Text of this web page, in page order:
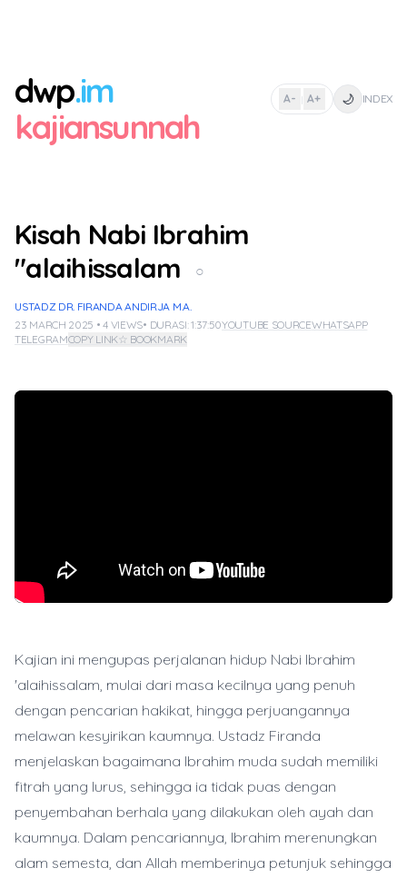
dwp.im
kajiansunnah
A- | A+ 🌙 INDEX
Kisah Nabi Ibrahim
"alaihissalam
○
USTADZ DR. FIRANDA ANDIRJA M.A.
23 MARCH 2025 • 4 VIEWS• DURASI: 1:37:50YOUTUBE SOURCEWHATSAPP
TELEGRAMCOPY LINK☆ BOOKMARK
Kajian ini mengupas perjalanan hidup Nabi Ibrahim
'alaihissalam, mulai dari masa kecilnya yang penuh
dengan pencarian hakikat, hingga perjuangannya
melawan kesyirikan kaumnya. Ustadz Firanda
menjelaskan bagaimana Ibrahim muda sudah memiliki
fitrah yang lurus, sehingga ia tidak puas dengan
penyembahan berhala yang dilakukan oleh ayah dan
kaumnya. Dalam pencariannya, Ibrahim merenungkan
alam semesta, dan Allah memberinya petunjuk sehingga